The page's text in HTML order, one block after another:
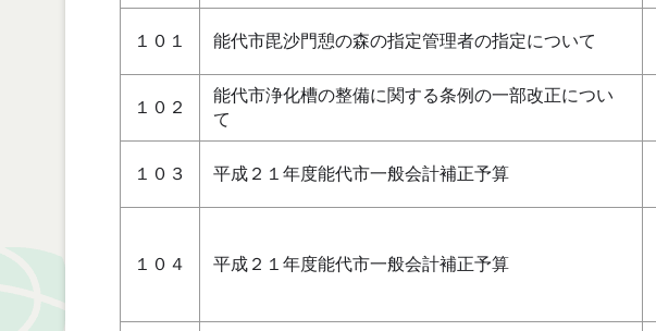
１０１ 能代市毘沙門憩の森の指定管理者の指定について
１０２
能代市浄化槽の整備に関する条例の一部改正につい
て
１０３ 平成２１年度能代市一般会計補正予算
１０４ 平成２１年度能代市一般会計補正予算